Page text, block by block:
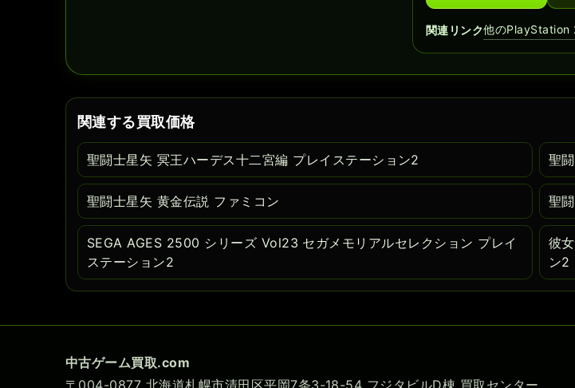
関連リンク他のPlayStation
関連する買取価格
聖闘士星矢 冥王ハーデス十二宮編 プレイステーション2 聖
聖闘士星矢 黄金伝説 ファミコン 聖
SEGA AGES 2500 シリーズ Vol23 セガメモリアルセレクション プレイ
ステーション2
彼
ン2
中古ゲーム買取.com
〒004-0877 北海道札幌市清田区平岡7条3-18-54 フジタビルD棟 買取センター